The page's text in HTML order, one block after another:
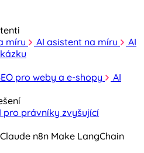
míru
AI asistent na míru
AI
pro weby a e-shopy
AI
pro právníky zvyšující
Claude n8n Make LangChain